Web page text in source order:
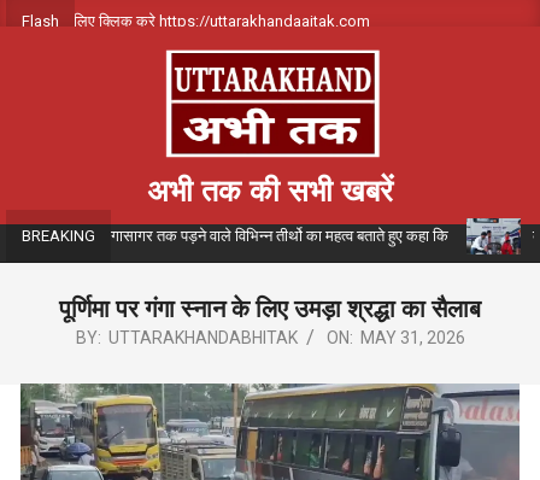
SkipFlash
खबरों के लिए क्लिक करे https://uttarakhandaajtak.com
अभी तक की सभी खबरें
BREAKING
से गंगासागर तक पड़ने वाले विभिन्न तीर्थो का महत्व बताते हुए कहा कि कांवड़
पूर्णिमा पर गंगा स्नान के लिए उमड़ा श्रद्धा का सैलाब
BY: UTTARAKHANDABHITAK ON: MAY 31, 2026